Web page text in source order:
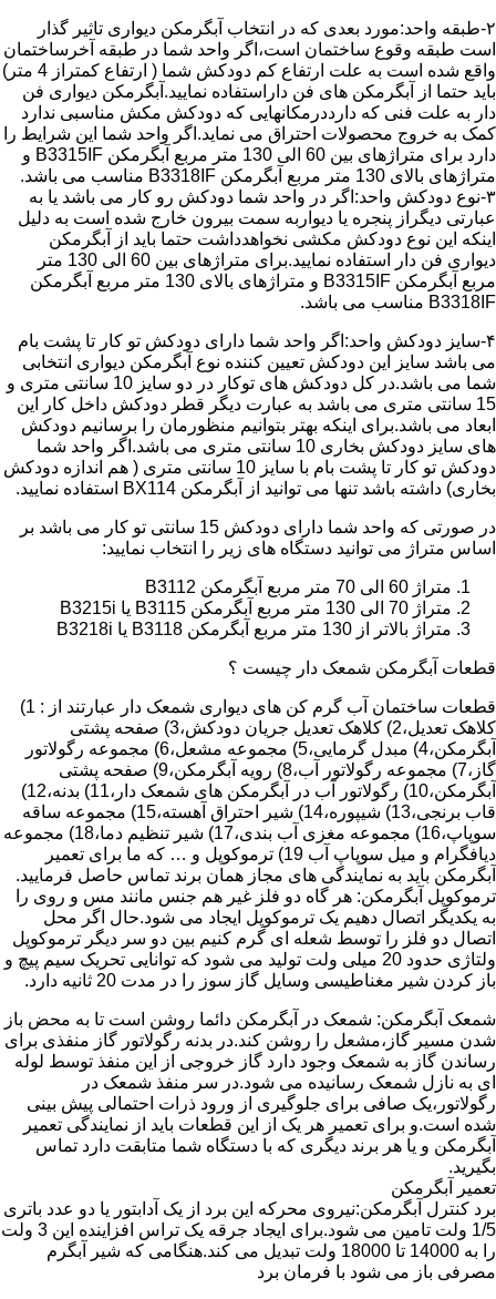
۲-طبقه واحد:مورد بعدی که در انتخاب آبگرمکن دیواری تاثیر گذار
است طبقه وقوع ساختمان است،اگر واحد شما در طبقه آخرساختمان
واقع شده است به علت ارتفاع کم دودکش شما ( ارتفاع کمتراز 4 متر)
باید حتما از آبگرمکن های فن داراستفاده نمایید.آبگرمکن دیواری فن
دار به علت فنی که دارددرمکانهایی که دودکش مکش مناسبی ندارد
کمک به خروج محصولات احتراق می نماید.اگر واحد شما این شرایط را
دارد برای متراژهای بین 60 الی 130 متر مربع آبگرمکن B3315IF و
متراژهای بالای 130 متر مربع آبگرمکن B3318IF مناسب می باشد.
۳-نوع دودکش واحد:اگر در واحد شما دودکش رو کار می باشد یا به
عبارتی دیگراز پنجره یا دیواربه سمت بیرون خارج شده است به دلیل
اینکه این نوع دودکش مکشی نخواهدداشت حتما باید از آبگرمکن
دیواری فن دار استفاده نمایید.برای متراژهای بین 60 الی 130 متر
مربع آبگرمکن B3315IF و متراژهای بالای 130 متر مربع آبگرمکن
B3318IF مناسب می باشد.
۴-سایز دودکش واحد:اگر واحد شما دارای دودکش تو کار تا پشت بام
می باشد سایز این دودکش تعیین کننده نوع آبگرمکن دیواری انتخابی
شما می باشد.در کل دودکش های توکار در دو سایز 10 سانتی متری و
15 سانتی متری می باشد به عبارت دیگر قطر دودکش داخل کار این
ابعاد می باشد.برای اینکه بهتر بتوانیم منظورمان را برسانیم دودکش
های سایز دودکش بخاری 10 سانتی متری می باشد.اگر واحد شما
دودکش تو کار تا پشت بام با سایز 10 سانتی متری ( هم اندازه دودکش
بخاری) داشته باشد تنها می توانید از آبگرمکن BX114 استفاده نمایید.
در صورتی که واحد شما دارای دودکش 15 سانتی تو کار می باشد بر
اساس متراژ می توانید دستگاه های زیر را انتخاب نمایید:
متراژ 60 الی 70 متر مربع آبگرمکن B3112
متراژ 70 الی 130 متر مربع آبگرمکن B3115 یا B3215i
متراژ بالاتر از 130 متر مربع آبگرمکن B3118 یا B3218i
قطعات آبگرمکن شمعک دار چیست ؟
قطعات ساختمان آب گرم کن های دیواری شمعک دار عبارتند از : 1)
کلاهک تعدیل،2) کلاهک تعدیل جریان دودکش،3) صفحه پشتی
آبگرمکن،4) مبدل گرمایی،5) مجموعه مشعل،6) مجموعه رگولاتور
گاز،7) مجموعه رگولاتور آب،8) رویه آبگرمکن،9) صفحه پشتی
آبگرمکن،10) رگولاتور آب در آبگرمکن های شمعک دار،11) بدنه،12)
قاب برنجی،13) شیپوره،14) شیر احتراق آهسته،15) مجموعه ساقه
سوپاپ،16) مجموعه مغزی آب بندی،17) شیر تنظیم دما،18) مجموعه
دیافگرام و میل سوپاپ آب 19) ترموکوپل و … که ما برای تعمیر
آبگرمکن باید به نمایندگی های مجاز همان برند تماس حاصل فرمایید.
ترموکوپل آبگرمکن: هر گاه دو فلز غیر هم جنس مانند مس و روی را
به یکدیگر اتصال دهیم یک ترموکوپل ایجاد می شود.حال اگر محل
اتصال دو فلز را توسط شعله ای گرم کنیم بین دو سر دیگر ترموکوپل
ولتاژی حدود 20 میلی ولت تولید می شود که توانایی تحریک سیم پیچ و
باز کردن شیر مغناطیسی وسایل گاز سوز را در مدت 20 ثانیه دارد.
شمعک آبگرمکن: شمعک در آبگرمکن دائما روشن است تا به محض باز
شدن مسیر گاز،مشعل را روشن کند.در بدنه رگولاتور گاز منفذی برای
رساندن گاز به شمعک وجود دارد گاز خروجی از این منفذ توسط لوله
ای به نازل شمعک رسانیده می شود.در سر منفذ شمعک در
رگولاتور،یک صافی برای جلوگیری از ورود ذرات احتمالی پیش بینی
شده است.و برای تعمیر هر یک از این قطعات باید از نمایندگی تعمیر
آبگرمکن و یا هر برند دیگری که با دستگاه شما متابقت دارد تماس
بگیرید.
تعمیر آبگرمکن
برد کنترل آبگرمکن:نیروی محرکه این برد از یک آدابتور یا دو عدد باتری
1/5 ولت تامین می شود.برای ایجاد جرقه یک تراس افزاینده این 3 ولت
را به 14000 تا 18000 ولت تبدیل می کند.هنگامی که شیر آبگرم
مصرفی باز می شود با فرمان برد